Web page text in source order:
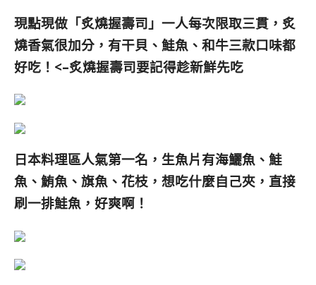
現點現做「炙燒握壽司 」 一人每次限取三貫，炙
燒香氣很加分，有干貝、鮭魚、和牛三款口味都
好吃！<–炙燒握壽司要記得趁新鮮先吃
日本料理區人氣第一名，生魚片有海鱺魚、鮭
魚、鮪魚、旗魚、花枝，想吃什麼自己夾，直接
刷一排鮭魚，好爽啊！